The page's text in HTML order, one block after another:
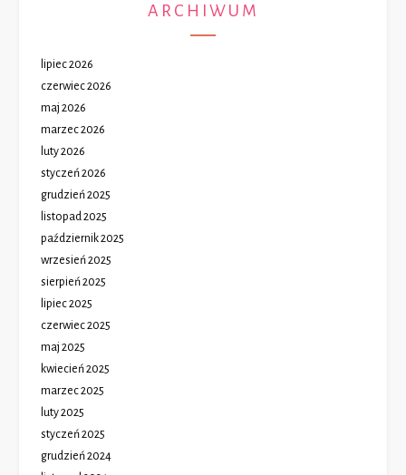
ARCHIWUM
lipiec 2026
czerwiec 2026
maj 2026
marzec 2026
luty 2026
styczeń 2026
grudzień 2025
listopad 2025
październik 2025
wrzesień 2025
sierpień 2025
lipiec 2025
czerwiec 2025
maj 2025
kwiecień 2025
marzec 2025
luty 2025
styczeń 2025
grudzień 2024